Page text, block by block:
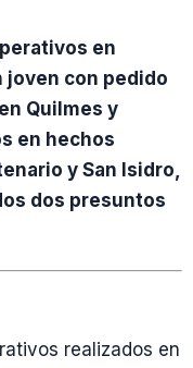
en
joven con pedido
Quilmes y
en hechos
y San Isidro,
dos presuntos
realizados en